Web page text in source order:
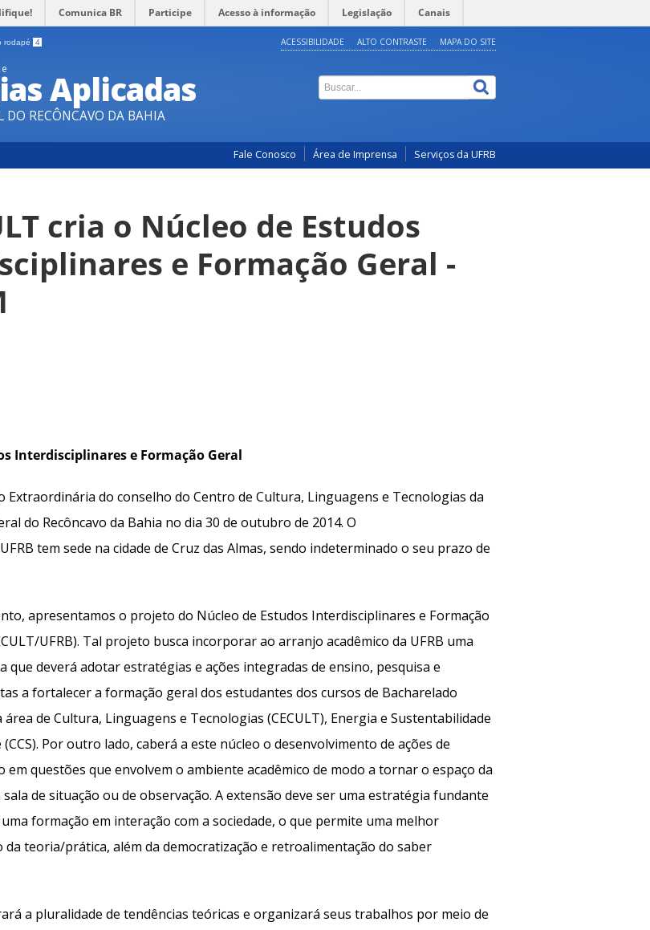
Comunica BR Participe Acesso à informação Legislação Canais
rodapé 4 ACESSIBILIDADE ALTO CONTRASTE MAPA DO SITE
Aplicadas
DO RECÔNCAVO DA BAHIA
Fale Conosco Área de Imprensa Serviços da UFRB
cria o Núcleo de Estudos
e Formação Geral -
Interdisciplinares e Formação Geral
Extraordinária do conselho do Centro de Cultura, Linguagens e Tecnologias da
do Recôncavo da Bahia no dia 30 de outubro de 2014. O
tem sede na cidade de Cruz das Almas, sendo indeterminado o seu prazo de
apresentamos o projeto do Núcleo de Estudos Interdisciplinares e Formação
UFRB). Tal projeto busca incorporar ao arranjo acadêmico da UFRB uma
que deverá adotar estratégias e ações integradas de ensino, pesquisa e
a fortalecer a formação geral dos estudantes dos cursos de Bacharelado
de Cultura, Linguagens e Tecnologias (CECULT), Energia e Sustentabilidade
(CCS). Por outro lado, caberá a este núcleo o desenvolvimento de ações de
em questões que envolvem o ambiente acadêmico de modo a tornar o espaço da
de situação ou de observação. A extensão deve ser uma estratégia fundante
formação em interação com a sociedade, o que permite uma melhor
da teoria/prática, além da democratização e retroalimentação do saber
a pluralidade de tendências teóricas e organizará seus trabalhos por meio de